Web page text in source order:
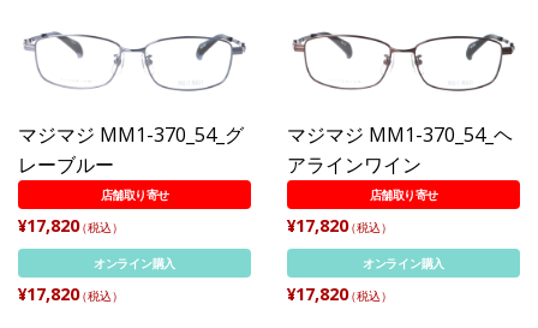
マジマジ MM1-370_54_グ
レーブルー
店舗取り寄せ
¥17,820（税込）
オンライン購入
¥17,820（税込）
マジマジ MM1-370_54_ヘ
アラインワイン
店舗取り寄せ
¥17,820（税込）
オンライン購入
¥17,820（税込）